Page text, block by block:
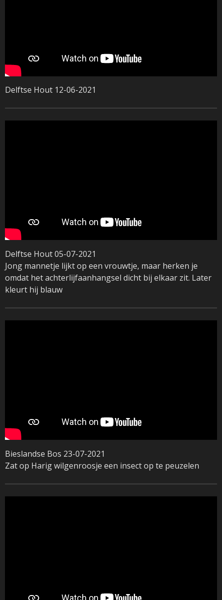
Delftse Hout 12-06-2021
Delftse Hout 05-07-2021
Jong mannetje lijkt op een vrouwtje, maar herken je
omdat het achterlijfaanhangsel dicht bij elkaar zit. Later
kleurt hij blauw
Bieslandse Bos 23-07-2021
Zat op Harig wilgenroosje een insect op te peuzelen